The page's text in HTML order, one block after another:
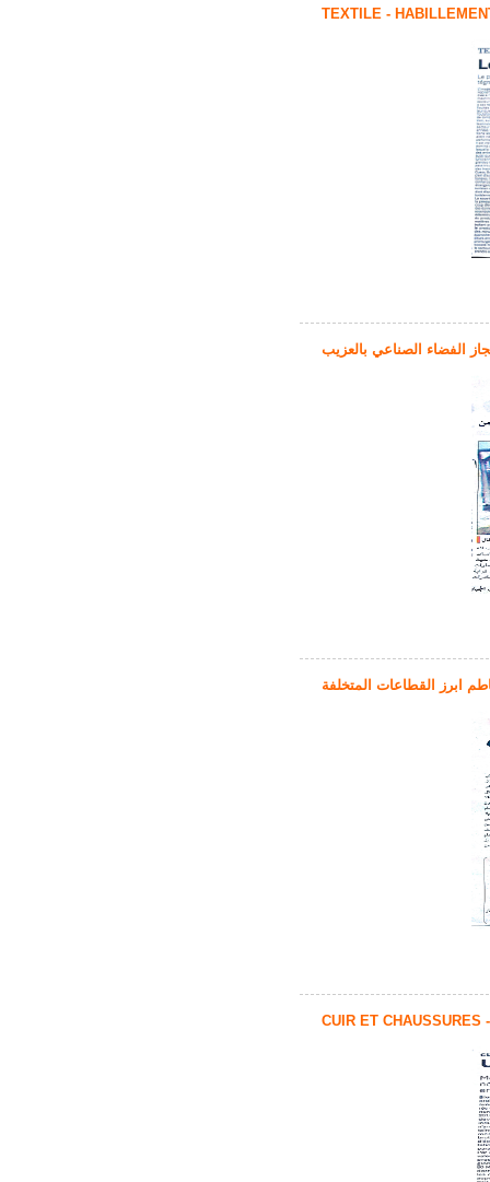
TEXTILE -
الفضاء الصناعي بالعزيب
ابرز القطاعات المتخلفة
CUIR ET CHAUSSURES